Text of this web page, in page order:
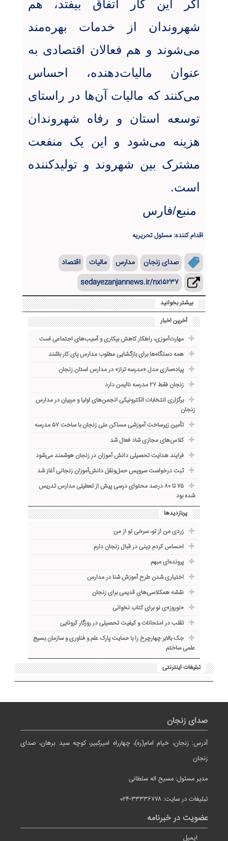
اگر این کار اتفاق بیفتد، هم
شهروندان از خدمات بهره‌مند
می‌شوند و هم فعالان اقتصادی به
عنوان مالیات‌دهنده، احساس
می‌کنند که مالیات آن‌ها در راستای
توسعه استان و رفاه شهروندان
هزینه می‌شود و این یک منفعت
مشترک بین شهروند و تولیدکننده
است.
منبع/فارس
اقدام کننده: مسئول تحریریه
صدای زنجان مدارس مالیات
اقتصاد
sedayezanjannews.ir/nx۱۵۲۳۷
بیشتر بخوانید
آخرین اخبار
مهارت‌آموزی، راهکار کاهش بیکاری و آسیب‌های اجتماعی است
همه دستگاه‌ها برای بازگشایی مطلوب مدارس پای کار باشند
پیاده‌سازی مدل «مدرسه تراز» در مدارس استان زنجان
زنجان فقط ۲۷ مدرسه ناایمن دارد
برگزاری انتخابات الکترونیکی انجمن‌های اولیا و مربیان در مدارس
زنجان
تأمین زیرساخت آموزشی مساکن ملی زنجان با ساخت ۵۷ مدرسه
کلاس‌های مجازی شاد فعال شد
فرایند هدایت تحصیلی دانش آموزان در زنجان هوشمند می‌شود
ثبت درخواست سرویس حمل‌ونقل دانش‌آموزان زنجانی آغاز شد
۷۵ تا ۸۰ درصد محتوای درسی پیش از تعطیلی مدارس تدریس
شده بود
پربازدیدها
زردی من از تو، سرخی تو از من
احساس کردم دِینی در قبال زنجان دارم
پرونده‌ای مبهم
اختیاری شدن طرح آموزش شنا در مدارس
نقشه همکلاسی‌های قدیمی برای زنجان
«نوروز»ی نو برای کتاب نخوانی
تقلب در امتحانات و کیفیت تحصیلی در روزگار کرونایی
جک بالابر چهارچرخ را با حمایت پارک علم و فناوری و سازمان بسیج
علمی ساختم
تبلیغات اینترنتی
صدای زنجان
آدرس: زنجان، خیام امام(ره)، چهارراه امیرکبیر، کوچه سید برهان، صدای
زنجان
مدیر مسئول: مسیح اله سلطانی
تبلیغات در سایت: ۳۳۳۳۶۷۷۸-۰۲۴
عضویت در خبرنامه
ایمیل